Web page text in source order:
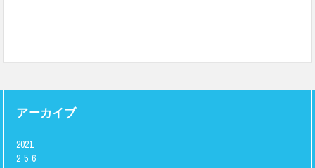
アーカイブ
2021
2 5 6